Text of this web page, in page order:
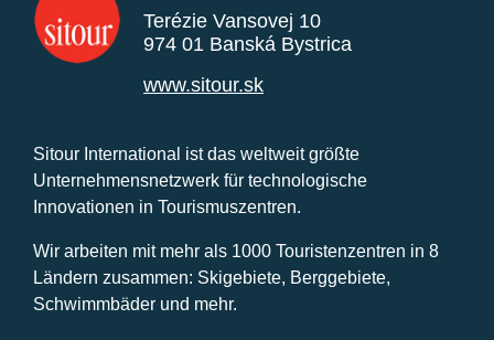
Terézie Vansovej 10
974 01 Banská Bystrica
www.sitour.sk
Sitour International ist das weltweit größte
Unternehmensnetzwerk für technologische
Innovationen in Tourismuszentren.
Wir arbeiten mit mehr als 1000 Touristenzentren in 8
Ländern zusammen: Skigebiete, Berggebiete,
Schwimmbäder und mehr.